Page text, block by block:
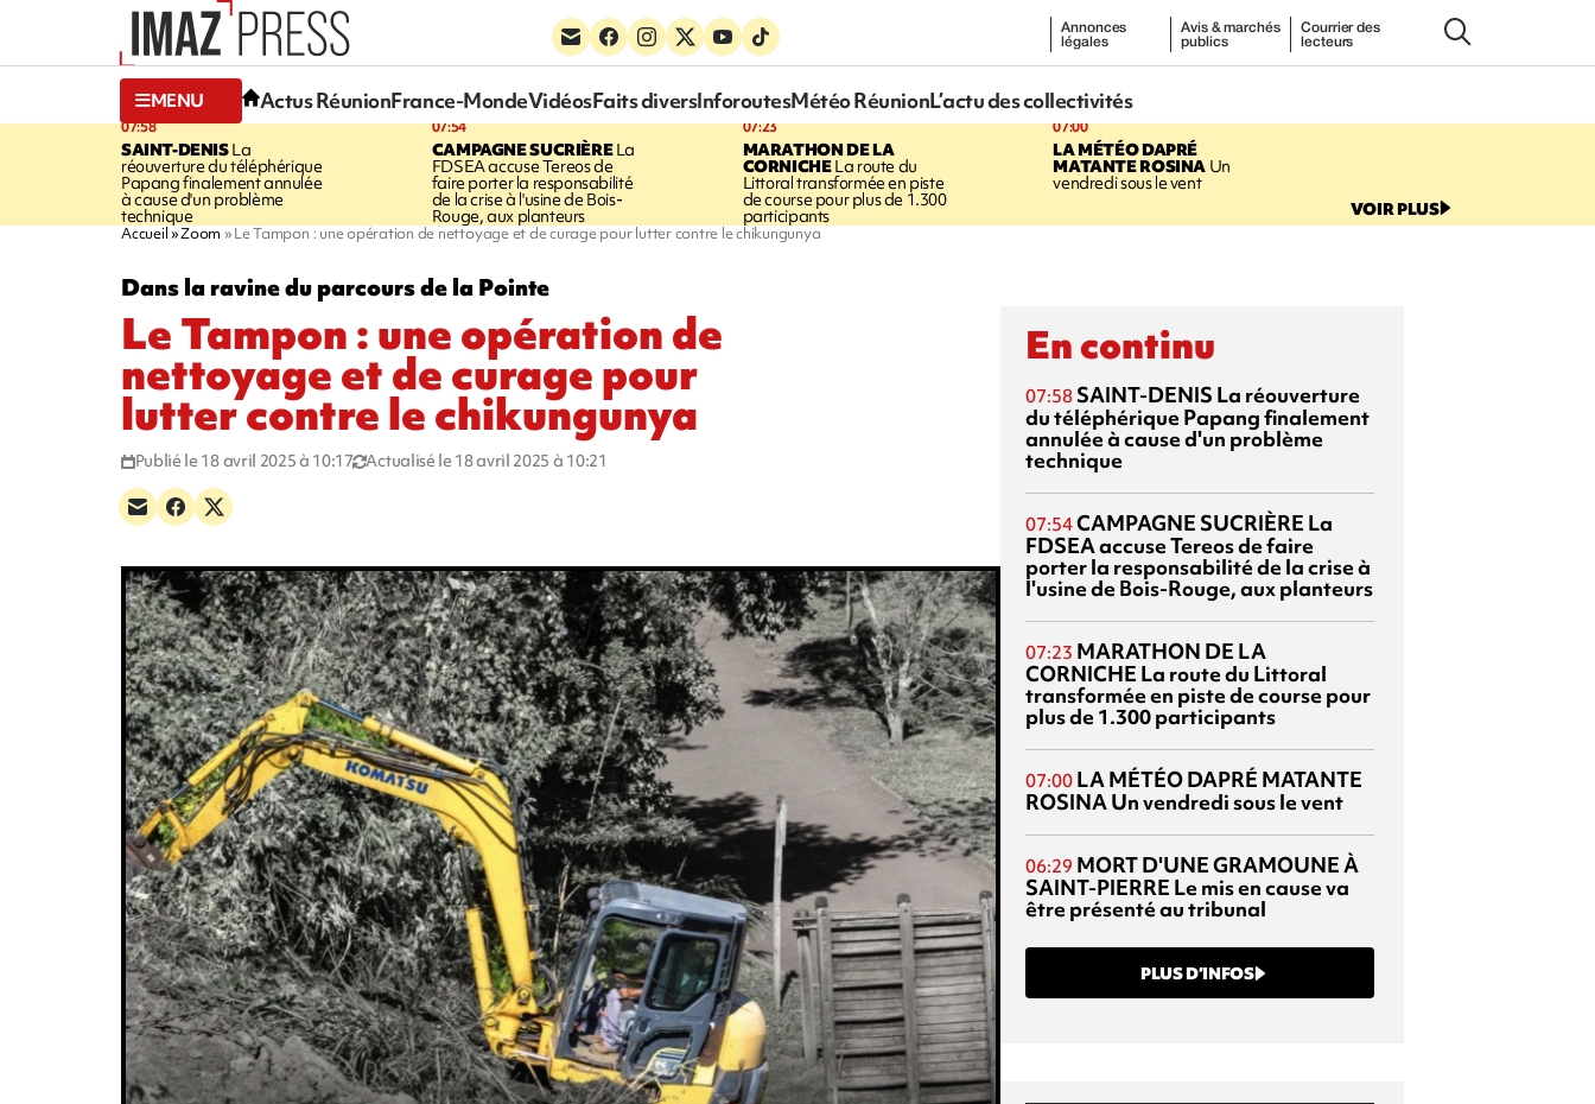
Annonces
légales
Avis & marchés
publics
Courrier des
lecteurs
MENU Actus RéunionFrance-MondeVidéosFaits diversInforoutesMétéo RéunionL’actu des collectivités
07:58
SAINT-DENISLa
réouverture du téléphérique
Papang finalement annulée
à cause d'un problème
technique
07:54
CAMPAGNE SUCRIÈRELa
FDSEA accuse Tereos de
faire porter la responsabilité
de la crise à l'usine de Bois-
Rouge, aux planteurs
07:23
MARATHON DE LA
CORNICHELa route du
Littoral transformée en piste
de course pour plus de 1.300
participants
07:00
LA MÉTÉO DAPRÉ
MATANTE ROSINAUn
vendredi sous le vent
VOIR PLUS
Accueil Zoom Le Tampon : une opération de nettoyage et de curage pour lutter contre le chikungunya
Dans la ravine du parcours de la Pointe
Le Tampon : une opération de
nettoyage et de curage pour
lutter contre le chikungunya
Publié le 18 avril 2025 à 10:17 Actualisé le 18 avril 2025 à 10:21
En continu
07:58 SAINT-DENIS La réouverture
du téléphérique Papang finalement
annulée à cause d'un problème
technique
07:54CAMPAGNE SUCRIÈRE La
FDSEA accuse Tereos de faire
porter la responsabilité de la crise à
l'usine de Bois-Rouge, aux planteurs
07:23 MARATHON DE LA
CORNICHE La route du Littoral
transformée en piste de course pour
plus de 1.300 participants
07:00 LA MÉTÉO DAPRÉ MATANTE
ROSINAUn vendredi sous le vent
06:29 MORT D'UNE GRAMOUNE À
SAINT-PIERRE Le mis en cause va
être présenté au tribunal
PLUS D’INFOS